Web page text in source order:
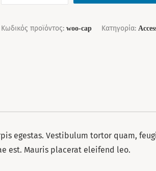
Κωδικός προϊόντος:woo-cap Κατηγορία:
egestas. Vestibulum tortor quam,
est. Mauris placerat eleifend leo.